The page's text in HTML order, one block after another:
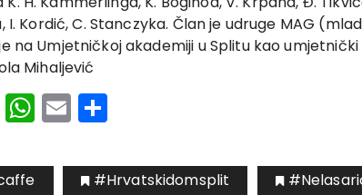
I. Kordić, C. Stanczyka. Član je udruge MAG
na Umjetničkoj akademiji u Splitu kao
Mihaljević
Twitter
WhatsApp
Email
#hrvatskidomsplit